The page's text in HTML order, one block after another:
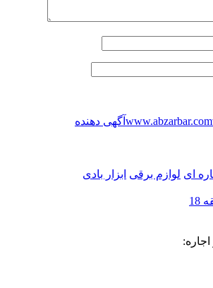
آگهی دهنده
ای لوازم برقی
ابزار بادی